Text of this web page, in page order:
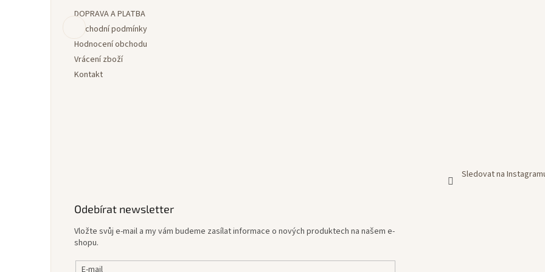
DOPRAVA A PLATBA
Obchodní podmínky
Hodnocení obchodu
Vrácení zboží
Kontakt
Sledovat na
Odebírat newsletter
Vložte svůj e-mail a my vám budeme zasílat informace o nových produktech na našem e-
shopu.